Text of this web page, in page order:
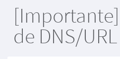
de DNS/URL